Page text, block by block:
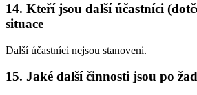
14. Kteří jsou další účastníci
situace
Další účastníci nejsou stanoveni.
15. Jaké další činnosti jsou po